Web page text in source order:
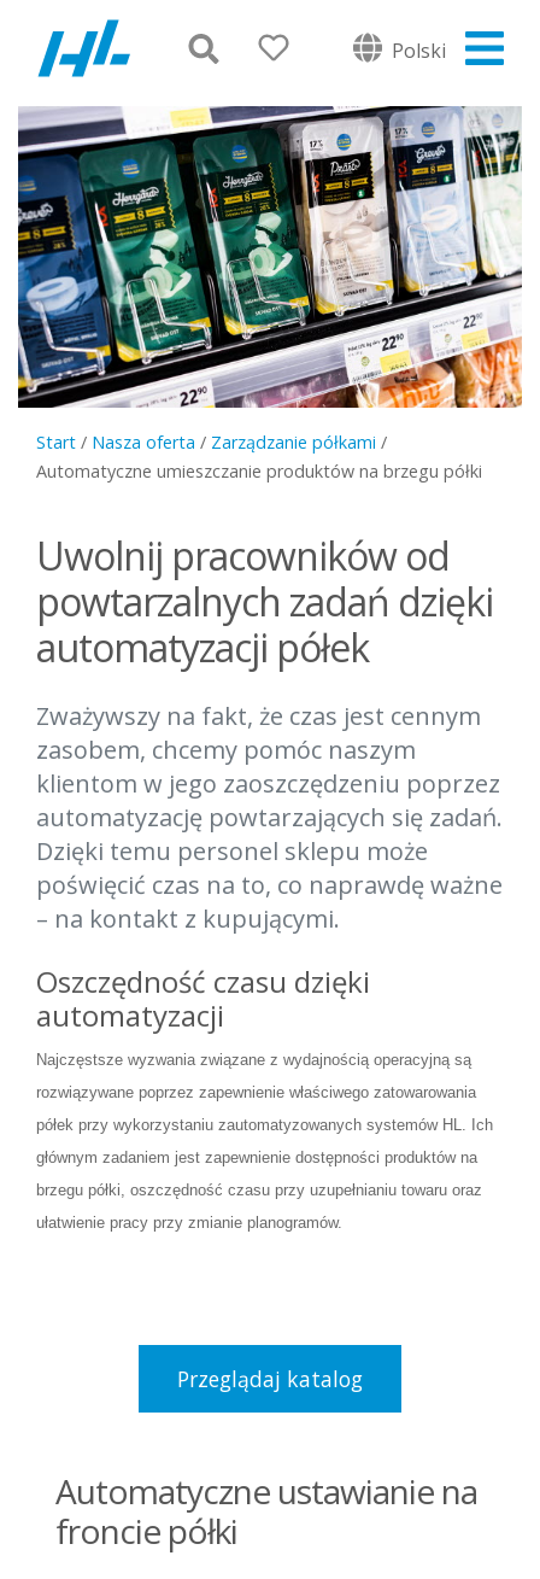
Polski
Start / Nasza oferta / Zarządzanie półkami /
Automatyczne umieszczanie produktów na brzegu półki
Uwolnij pracowników od
powtarzalnych zadań dzięki
automatyzacji półek
Zważywszy na fakt, że czas jest cennym
zasobem, chcemy pomóc naszym
klientom w jego zaoszczędzeniu poprzez
automatyzację powtarzających się zadań.
Dzięki temu personel sklepu może
poświęcić czas na to, co naprawdę ważne
– na kontakt z kupującymi.
Oszczędność czasu dzięki
automatyzacji
Najczęstsze wyzwania związane z wydajnością operacyjną są
rozwiązywane poprzez zapewnienie właściwego zatowarowania
półek przy wykorzystaniu zautomatyzowanych systemów HL. Ich
głównym zadaniem jest zapewnienie dostępności produktów na
brzegu półki, oszczędność czasu przy uzupełnianiu towaru oraz
ułatwienie pracy przy zmianie planogramów.
Przeglądaj katalog
Automatyczne ustawianie na
froncie półki